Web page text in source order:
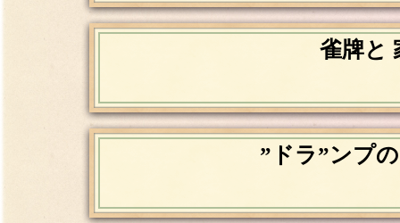
雀牌と
”ドラ”ンプ